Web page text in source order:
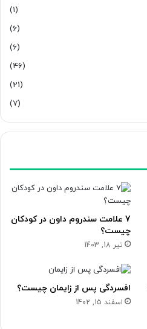
(1)
(6)
(6)
(46)
(21)
(7)
7 علامت سندروم داون در کودکان
چیست؟
تیر 18, 1403
افسردگی پس از زایمان چیست؟
اسفند 15, 1402